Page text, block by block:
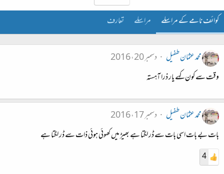
کوائف نامے کے مراسلے مراسلے تعارف
محمد عثمان طفیل
دسمبر 20، 2016
وقت سے کون کہے یار ذرا آہستہ
محمد عثمان طفیل
دسمبر 17، 2016
بات بے بات اسی بات سے ڈر لگتا ہے بھیڑ میں کھوئی ہوئی ذات سے ڈر لگتا ہے
4